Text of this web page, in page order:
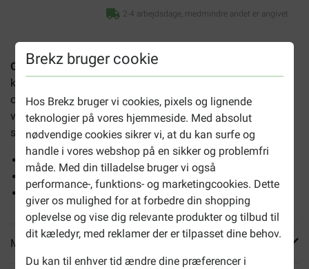
Brekz bruger cookie
Hos Brekz bruger vi cookies, pixels og lignende
teknologier på vores hjemmeside. Med absolut
nødvendige cookies sikrer vi, at du kan surfe og
handle i vores webshop på en sikker og problemfri
måde. Med din tilladelse bruger vi også
performance-, funktions- og marketingcookies. Dette
giver os mulighed for at forbedre din shopping
oplevelse og vise dig relevante produkter og tilbud til
dit kæledyr, med reklamer der er tilpasset dine behov.
Du kan til enhver tid ændre dine præferencer i
2-4 arbejdsdage, medmindre andet er angivet
Orijen Regional Red kattefoder
korrekt foder som er udviklet til voksne katte af alle racer
og alle aldre. Det er rig på proteiner fra Angus oksekød,
vildsvin, bison, Romney lam og Yorkshire svinekød,
suppleret med grøntsager, frugt og fisk.
Fuld af friske ingredienser
Meget velsmagende
Egnet til alle voksne katte
Mere info